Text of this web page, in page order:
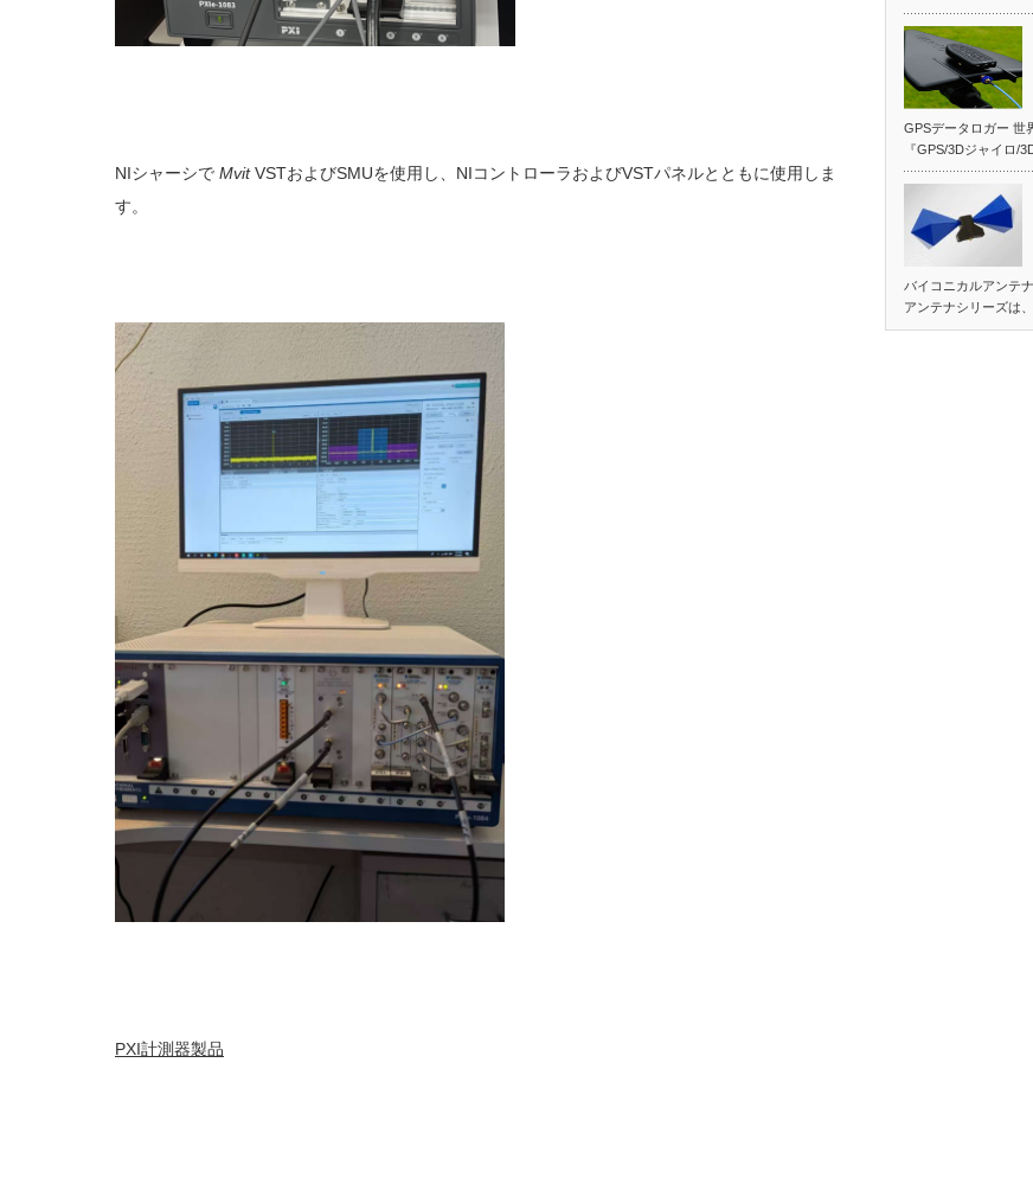
NIシャーシで MvitVSTおよびSMUを使用し、NIコントローラおよびVSTパネルとともに使用しま
す。
PXI計測器製品
GPSデータロガー 世
『GPS/3Dジャイロ/
バイコニカルアンテ
アンテナシリーズは